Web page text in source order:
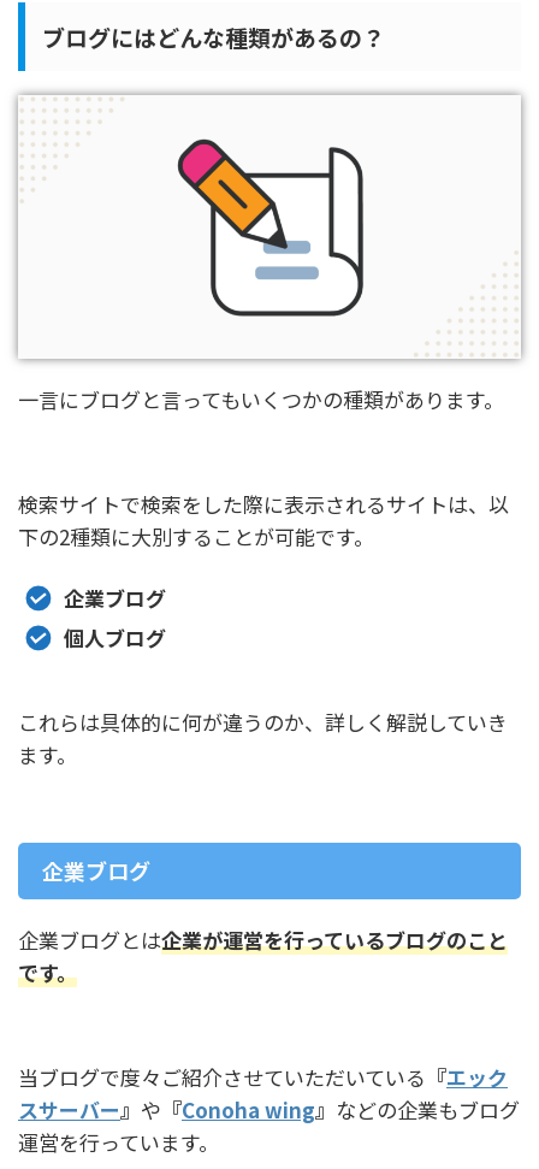
ブログにはどんな種類があるの？
一言にブログと言ってもいくつかの種類があります。
検索サイトで検索をした際に表示されるサイトは、以
下の2種類に大別することが可能です。
企業ブログ
個人ブログ
これらは具体的に何が違うのか、詳しく解説していき
ます。
企業ブログ
企業ブログとは企業が運営を行っているブログのこと
です。
当ブログで度々ご紹介させていただいている 『エック
スサーバー』 や 『Conoha wing』 などの企業もブログ
運営を行っています。